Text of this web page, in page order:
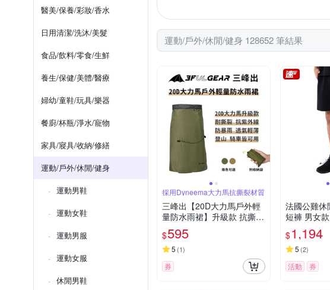
醫美/保養/彩妝/香水
日用清潔/洗沐/美髮
食品/飲料/零食/生鮮
養生/保健/美體/醫療
婦幼/童鞋/玩具/樂器
餐廚/杯瓶/淨水/寵物
家具/寢具/收納/修繕
運動/戶外/休閒/健身
運動男鞋
運動女鞋
運動男服
運動女服
休閒男鞋
運動/戶外/休閒/健身 128652 筆結果
採用Dyneema大力馬抗撕裂材質
三峰出【20D大力馬戶外輕
量防水雨裙】升級款 抗撕裂
登山裙 雨褲 雨衣 登山 露營
防暴雨
$595
5 (1)
券
法國公雞休
短褲 男女
$1,194
5 (2)
活動 券